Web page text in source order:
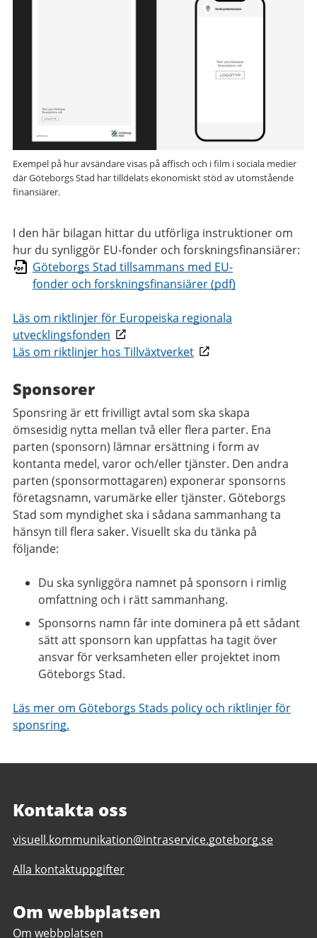
Exempel på hur avsändare visas på affisch och i film i sociala medier
där Göteborgs Stad har tilldelats ekonomiskt stöd av utomstående
finansiärer.
I den här bilagan hittar du utförliga instruktioner om
hur du synliggör EU-fonder och forskningsfinansiärer:
Göteborgs Stad tillsammans med EU-
fonder och forskningsfinansiärer (pdf)
Läs om riktlinjer för Europeiska regionala
utvecklingsfonden
Läs om riktlinjer hos Tillväxtverket
Sponsorer
Sponsring är ett frivilligt avtal som ska skapa
ömsesidig nytta mellan två eller flera parter. Ena
parten (sponsorn) lämnar ersättning i form av
kontanta medel, varor och/eller tjänster. Den andra
parten (sponsormottagaren) exponerar sponsorns
företagsnamn, varumärke eller tjänster. Göteborgs
Stad som myndighet ska i sådana sammanhang ta
hänsyn till flera saker. Visuellt ska du tänka på
följande:
Du ska synliggöra namnet på sponsorn i rimlig
omfattning och i rätt sammanhang.
Sponsorns namn får inte dominera på ett sådant
sätt att sponsorn kan uppfattas ha tagit över
ansvar för verksamheten eller projektet inom
Göteborgs Stad.
Läs mer om Göteborgs Stads policy och riktlinjer för
sponsring.
Kontakta oss
E-
till
kommunikation
visuell.kommunikation@intraservice.goteborg.se
Alla kontaktuppgifter
Om webbplatsen
Om webbplatsen